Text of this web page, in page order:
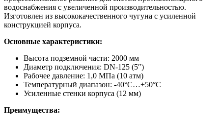
водоснабжения с увеличенной производительностью.
Изготовлен из высококачественного чугуна с усиленной
конструкцией корпуса.
Основные характеристики:
Высота подземной части: 2000 мм
Диаметр подключения: DN-125 (5″)
Рабочее давление: 1,0 МПа (10 атм)
Температурный диапазон: -40°С…+50°С
Усиленные стенки корпуса (12 мм)
Преимущества: